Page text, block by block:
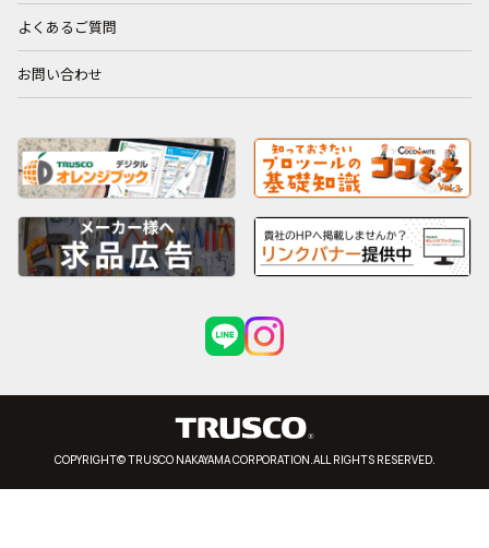
よくあるご質問
お問い合わせ
COPYRIGHT© TRUSCO NAKAYAMA CORPORATION.ALL RIGHTS RESERVED.